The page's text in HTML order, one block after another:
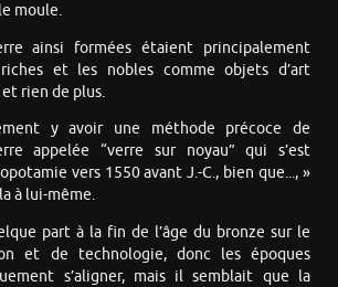
moule.
ainsi formées étaient principalement
et les nobles comme objets d’art
rien de plus.
y avoir une méthode précoce de
appelée “verre sur noyau” qui s’est
vers 1550 avant J.-C., bien que..., »
à lui-même.
part à la fin de l’âge du bronze sur le
et de technologie, donc les époques
s’aligner, mais il semblait que la